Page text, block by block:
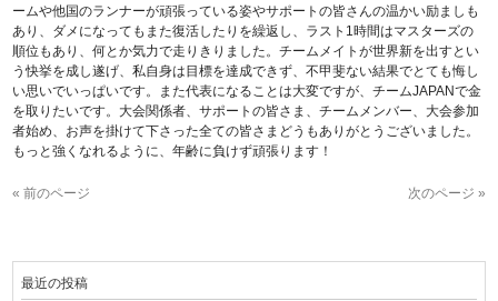
ームや他国のランナーが頑張っている姿やサポートの皆さんの温かい励ましも
あり、ダメになってもまた復活したりを繰返し、ラスト1時間はマスターズの
順位もあり、何とか気力で走りきりました。チームメイトが世界新を出すとい
う快挙を成し遂げ、私自身は目標を達成できず、不甲斐ない結果でとても悔し
い思いでいっぱいです。また代表になることは大変ですが、チームJAPANで金
を取りたいです。大会関係者、サポートの皆さま、チームメンバー、大会参加
者始め、お声を掛けて下さった全ての皆さまどうもありがとうございました。
もっと強くなれるように、年齢に負けず頑張ります！
« 前のページ 次のページ »
最近の投稿